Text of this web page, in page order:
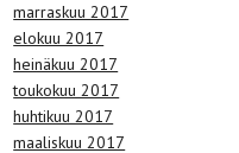
marraskuu 2017
elokuu 2017
heinäkuu 2017
toukokuu 2017
huhtikuu 2017
maaliskuu 2017